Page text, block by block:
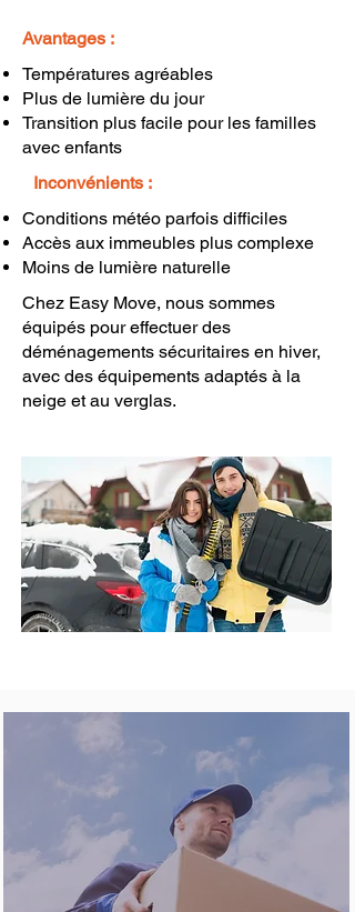
Avantages :
Températures agréables
Plus de lumière du jour
Transition plus facile pour les familles
avec enfants
Inconvénients :
Conditions météo parfois difficiles
Accès aux immeubles plus complexe
Moins de lumière naturelle
Chez Easy Move, nous sommes
équipés pour effectuer des
déménagements sécuritaires en hiver,
avec des équipements adaptés à la
neige et au verglas.